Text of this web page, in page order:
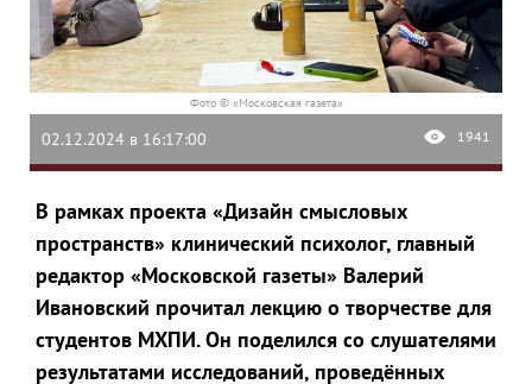
Фото © «Московская газета»
02.12.2024 в 16:17:00 1941
В рамках проекта «Дизайн смысловых
пространств» клинический психолог, главный
редактор «Московской газеты» Валерий
Ивановский прочитал лекцию о творчестве для
студентов МХПИ. Он поделился со слушателями
результатами исследований, проведённых